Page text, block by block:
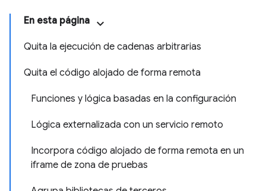
En esta página
Quita la ejecución de cadenas arbitrarias
Quita el código alojado de forma remota
Funciones y lógica basadas en la configuración
Lógica externalizada con un servicio remoto
Incorpora código alojado de forma remota en un
iframe de zona de pruebas